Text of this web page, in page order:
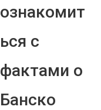
ознакомит
ься с
фактами о
Банско